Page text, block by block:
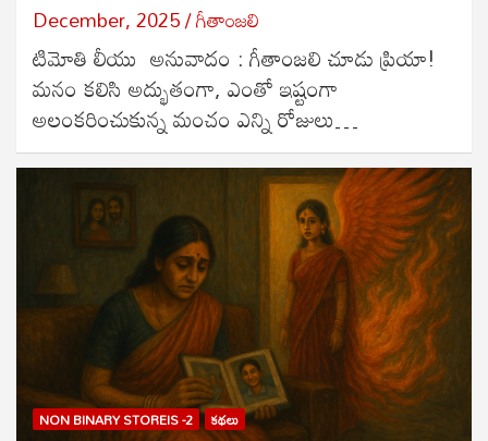
December, 2025 గీతాంజలి
టిమోతి లీయు అనువాదం : గీతాంజలి చూడు ప్రియా!
మనం కలిసి అద్భుతంగా, ఎంతో ఇష్టంగా
అలంకరించుకున్న మంచం ఎన్ని రోజులు…
NON BINARY STOREIS -2 కథలు